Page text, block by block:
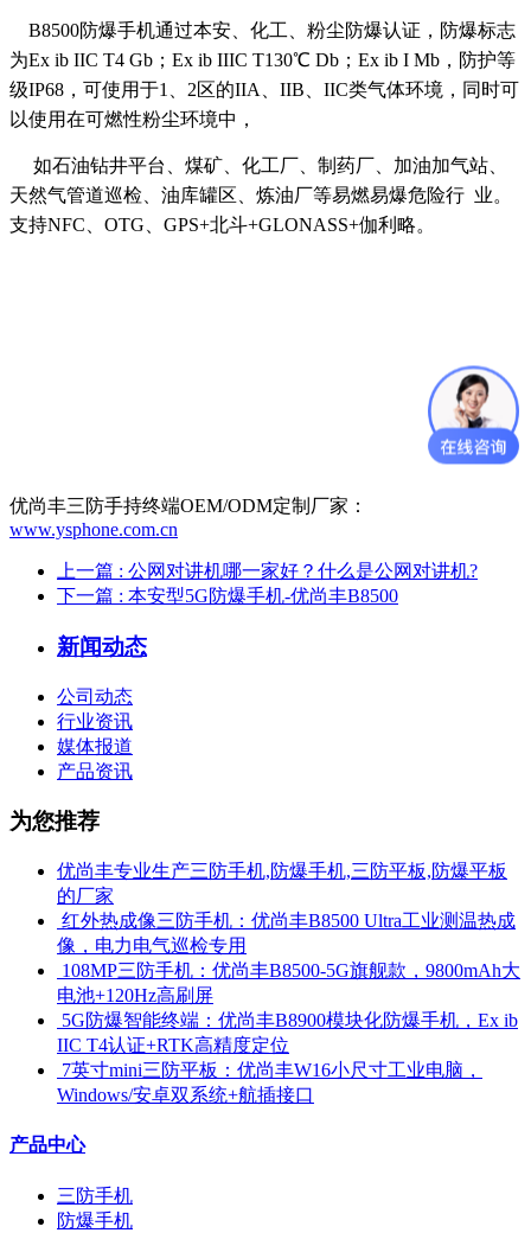
B8500防爆手机通过本安、化工、粉尘防爆认证， 防爆标志
为Ex ib IIC T4 Gb；Ex ib IIIC T130℃ Db；Ex ib I Mb ，防护等
级IP68 ，可使用于1、2区的IIA、IIB、IIC类气体环境，同时可
以使用在可燃性粉尘环境中，
如石油钻井平台、煤矿、化工厂、制药厂、加油加气站、
天然气管道巡检、油库罐区、炼油厂等易燃易爆危险行 业。
支持NFC、OTG、GPS+北斗+GLONASS+伽利略。
优尚丰三防手持终端OEM/ODM定制厂家：
www.ysphone.com.cn
上一篇 : 公网对讲机哪一家好？什么是公网对讲机?
下一篇 : 本安型5G防爆手机-优尚丰B8500
新闻动态
公司动态
行业资讯
媒体报道
产品资讯
为您推荐
优尚丰专业生产三防手机,防爆手机,三防平板,防爆平板
的厂家
​ 红外热成像三防手机：优尚丰B8500 Ultra工业测温热成
像，电力电气巡检专用
​ 108MP三防手机：优尚丰B8500-5G旗舰款，9800mAh大
电池+120Hz高刷屏
​ 5G防爆智能终端：优尚丰B8900模块化防爆手机，Ex ib
IIC T4认证+RTK高精度定位
​ 7英寸mini三防平板：优尚丰W16小尺寸工业电脑，
Windows/安卓双系统+航插接口
产品中心
三防手机
防爆手机